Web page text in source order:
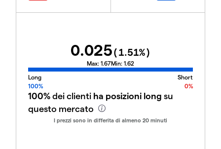
0.025(1.51%)
Max: 1.67Min: 1.62
Long
Short
100%
0%
100%dei clienti ha posizioni long su
questo mercato
I prezzi sono in differita di almeno 20 minuti